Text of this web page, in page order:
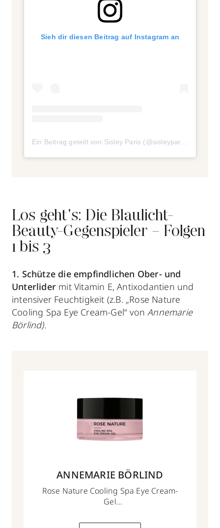
Sieh dir diesen Beitrag auf Instagram an
Los geht's: Die Blaulicht-
Beauty-Gegenspieler – Folgen
1 bis 3
1. Schütze die empfindlichen Ober- und
Unterlider mit Vitamin E, Antixodantien und
intensiver Feuchtigkeit (z.B. „Rose Nature
Cooling Spa Eye Cream-Gel“ vonAnnemarie
Börlind).
ANNEMARIE BÖRLIND
Rose Nature Cooling Spa Eye Cream-
Gel